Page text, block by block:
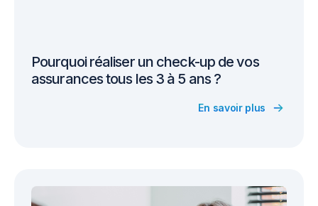
Pourquoi réaliser un check-up de vos
assurances tous les 3 à 5 ans ?
En savoir plus